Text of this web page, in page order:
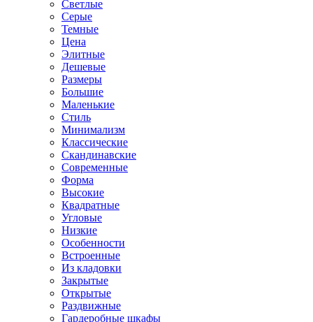
Светлые
Серые
Темные
Цена
Элитные
Дешевые
Размеры
Большие
Маленькие
Стиль
Минимализм
Классические
Скандинавские
Современные
Форма
Высокие
Квадратные
Угловые
Низкие
Особенности
Встроенные
Из кладовки
Закрытые
Открытые
Раздвижные
Гардеробные шкафы